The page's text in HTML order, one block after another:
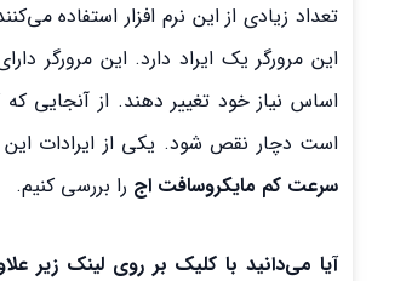
تعداد زیادی از این نرم افزار استفاده
این مرورگر یک ایراد دارد. این مرورگر
است دچار نقص شود. یکی از ایرادات
سرعت کم مایکروسافت اج را بررسی کنیم.
آیا می‌دانید با کلیک بر روی لینک زیر